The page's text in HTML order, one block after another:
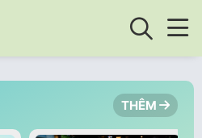
THÊM